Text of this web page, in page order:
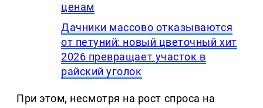
ценам
Дачники массово отказываются
от петуний: новый цветочный хит
2026 превращает участок в
райский уголок
При этом, несмотря на рост спроса на